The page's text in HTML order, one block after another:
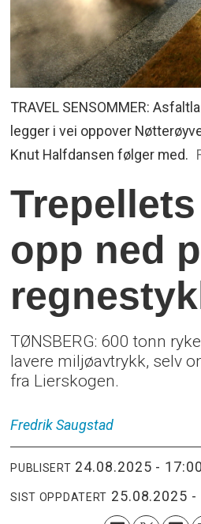
TRAVEL SENSOMMER:
legger i vei oppover
Knut Halfdansen følger med.
opp ned
TØNSBERG: 600 tonn
lavere miljøavtrykk, selv
fra Lierskogen.
Fredrik Saugstad
PUBLISERT 24.08.2025 - 17:00
SIST OPPDATERT 25.08.2025